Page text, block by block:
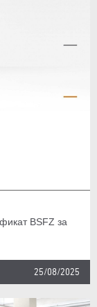
BSFZ за
25/08/2025